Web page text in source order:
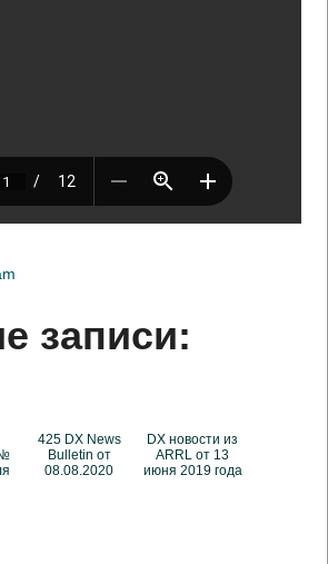
записи:
425 DX News
Bulletin от
08.08.2020
DX новости из
ARRL от 13
июня 2019 года